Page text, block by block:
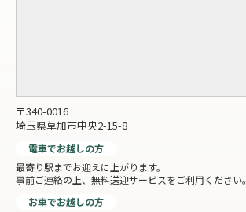
〒340-0016
埼玉県草加市中央2-15-8
電車でお越しの方
最寄り駅までお迎えに上がります。
事前ご連絡の上、無料送迎サービスをご利用ください。
お車でお越しの方